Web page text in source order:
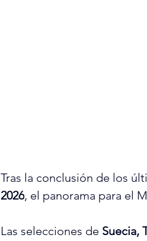
Tras la conclusión de los
2026, el panorama para el
Las selecciones de Suecia,